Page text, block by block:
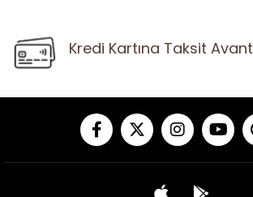
Kredi Kartına Taksit